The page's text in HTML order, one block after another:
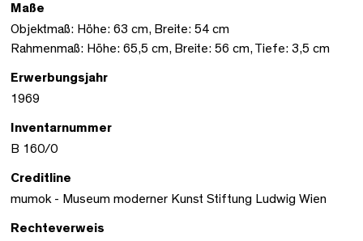
Maße
Objektmaß: Höhe: 63 cm, Breite: 54 cm
Rahmenmaß: Höhe: 65,5 cm, Breite: 56 cm, Tiefe: 3,5 cm
Erwerbungsjahr
1969
Inventarnummer
B 160/0
Creditline
mumok - Museum moderner Kunst Stiftung Ludwig Wien
Rechteverweis